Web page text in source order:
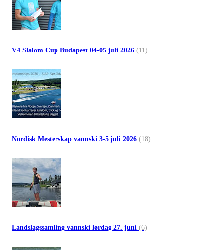
V4 Slalom Cup Budapest 04-05 juli 2026 (11)
Nordisk Mesterskap vannski 3-5 juli 2026 (18)
Landslagssamling vannski lørdag 27. juni (6)